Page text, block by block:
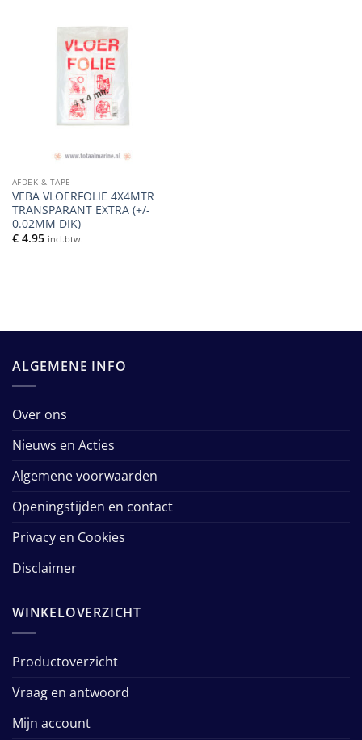
AFDEK & TAPE
VEBA VLOERFOLIE 4X4MTR
TRANSPARANT EXTRA (+/-
0.02MM DIK)
€4.95 incl.btw.
ALGEMENE INFO
Over ons
Nieuws en Acties
Algemene voorwaarden
Openingstijden en contact
Privacy en Cookies
Disclaimer
WINKELOVERZICHT
Productoverzicht
Vraag en antwoord
Mijn account